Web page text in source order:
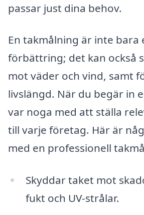
passar just dina behov.
En takmålning är inte bara
förbättring; det kan också
mot väder och vind, samt
livslängd. När du begär in
var noga med att ställa
till varje företag. Här är
med en professionell
Skyddar taket mot
fukt och UV-strålar.